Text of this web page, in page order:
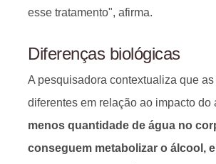
esse tratamento", afirma.
Diferenças biológicas
A pesquisadora contextualiza que
diferentes em relação ao impacto do
menos quantidade de água no
conseguem metabolizar o álcool,